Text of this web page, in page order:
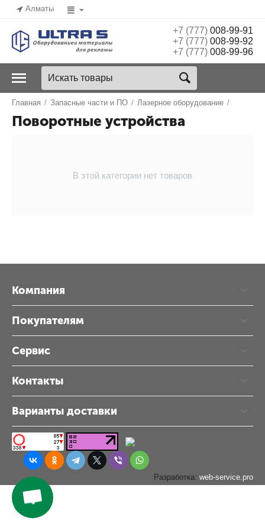
Алматы
+7 (777)008-99-91
+7 (777)008-99-92
+7 (777)008-99-96
Главная / Запасные части и ПО / Лазерное оборудование /
Поворотные устройства
В этой категории нет товаров
Компания
Покупателям
Сервис
Контакты
Варианты доставки
Разработка: web-service.pro